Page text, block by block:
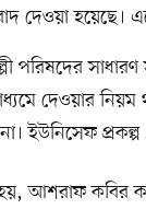
দেওয়া হয়েছে।
পরিষদের
দেওয়ার
ইউনিসেফ
আশরাফ কবির